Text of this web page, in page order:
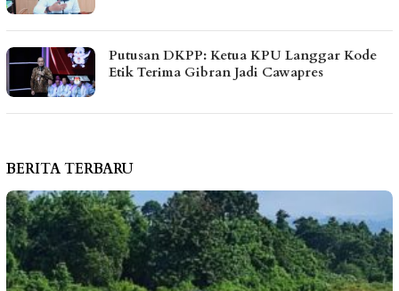
Putusan DKPP: Ketua KPU Langgar Kode
Etik Terima Gibran Jadi Cawapres
BERITA TERBARU